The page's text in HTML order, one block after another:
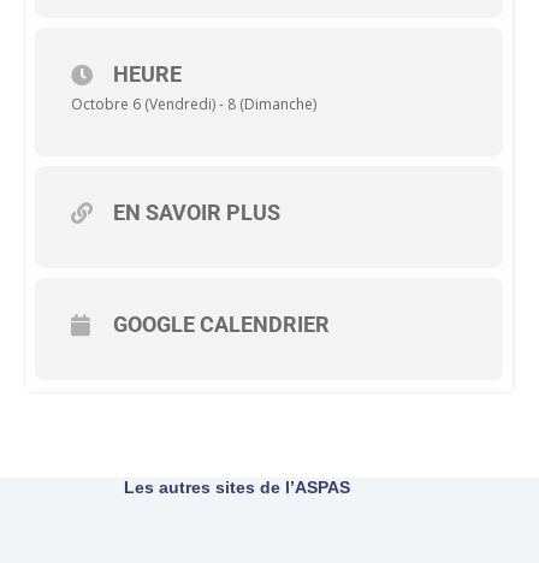
HEURE
Octobre 6 (Vendredi) - 8 (Dimanche)
EN SAVOIR PLUS
GOOGLE CALENDRIER
Les autres sites de l’ASPAS